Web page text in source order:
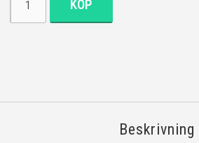
KÖP
Beskrivning